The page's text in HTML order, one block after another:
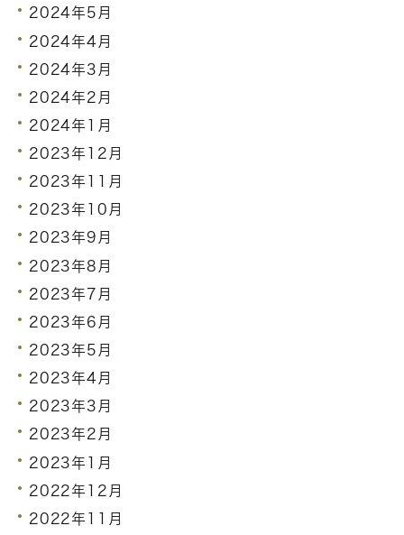
2024年5月
2024年4月
2024年3月
2024年2月
2024年1月
2023年12月
2023年11月
2023年10月
2023年9月
2023年8月
2023年7月
2023年6月
2023年5月
2023年4月
2023年3月
2023年2月
2023年1月
2022年12月
2022年11月